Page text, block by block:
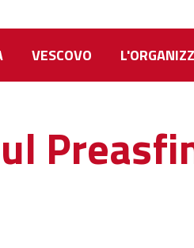
VESCOVO